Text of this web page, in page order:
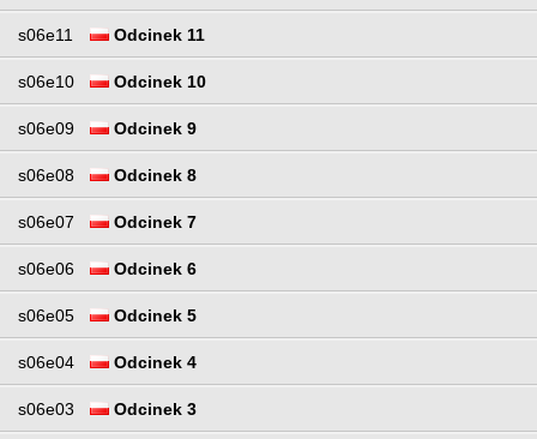
s06e11 Odcinek 11
s06e10 Odcinek 10
s06e09 Odcinek 9
s06e08 Odcinek 8
s06e07 Odcinek 7
s06e06 Odcinek 6
s06e05 Odcinek 5
s06e04 Odcinek 4
s06e03 Odcinek 3